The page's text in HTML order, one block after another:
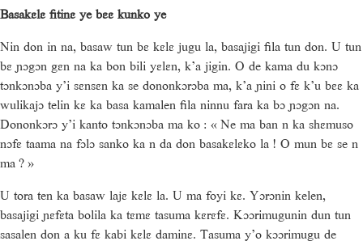
Basakɛlɛ fitinɛ ye bɛɛ kunko ye
Nin don in na, basaw tun bɛ kɛlɛ jugu la, basajigi fila tun don. U tun
bɛ ɲɔgɔn gɛn na ka bon bili yɛlɛn, k’a jigin. O de kama du kɔnɔ
tɔnkɔnɔba y’i sɛnsɛn ka se dononkɔrɔba ma, k’a ɲini o fɛ k’u bɛɛ ka
wulikajɔ telin kɛ ka basa kamalen fila ninnu fara ka bɔ ɲɔgɔn na.
Dononkɔrɔ y’i kanto tɔnkɔnɔba ma ko : « Ne ma ban n ka shɛmuso
nɔfɛ taama na fɔlɔ sanko ka n da don basakɛlɛko la ! O mun bɛ se n
ma ? »
U tora ten ka basaw lajɛ kɛlɛ la. U ma foyi kɛ. Yɔrɔnin kelen,
basajigi ɲɛfɛta bolila ka tɛmɛ tasuma kɛrɛfɛ. Kɔɔrimugunin dun tun
sasalen don a ku fɛ kabi kɛlɛ daminɛ. Tasuma y’o kɔɔrimugu de